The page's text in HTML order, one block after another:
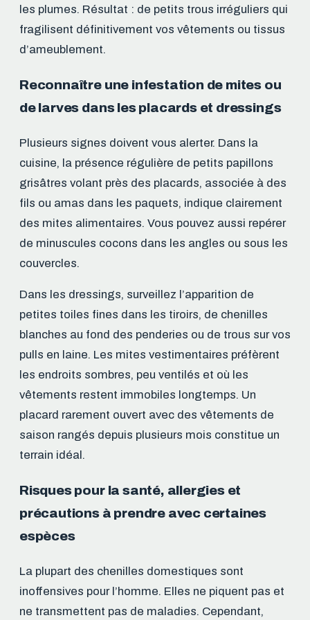
les plumes. Résultat : de petits trous irréguliers qui
fragilisent définitivement vos vêtements ou tissus
d’ameublement.
Reconnaître une infestation de mites ou
de larves dans les placards et dressings
Plusieurs signes doivent vous alerter. Dans la
cuisine, la présence régulière de petits papillons
grisâtres volant près des placards, associée à des
fils ou amas dans les paquets, indique clairement
des mites alimentaires. Vous pouvez aussi repérer
de minuscules cocons dans les angles ou sous les
couvercles.
Dans les dressings, surveillez l’apparition de
petites toiles fines dans les tiroirs, de chenilles
blanches au fond des penderies ou de trous sur vos
pulls en laine. Les mites vestimentaires préfèrent
les endroits sombres, peu ventilés et où les
vêtements restent immobiles longtemps. Un
placard rarement ouvert avec des vêtements de
saison rangés depuis plusieurs mois constitue un
terrain idéal.
Risques pour la santé, allergies et
précautions à prendre avec certaines
espèces
La plupart des chenilles domestiques sont
inoffensives pour l’homme. Elles ne piquent pas et
ne transmettent pas de maladies. Cependant,